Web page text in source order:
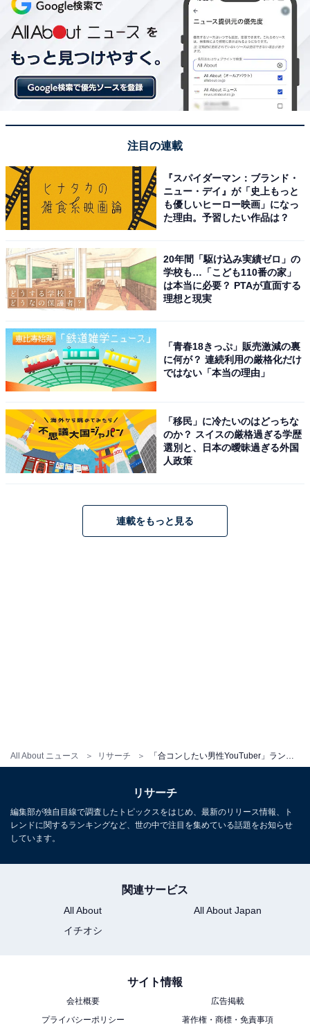
All About ニュース リサーチ
2位は「はじめしゃちょー」。
実験系をメインに、大掛かりなドッキリや体を張った検
証など、オールジャンルの企画で動画を制作している人
気YouTuber。端正なルックスや高身長のスタイルで、多
くの女性ファンからも人気を集めています。活躍の幅は
YouTubeだけでなく、テレビのバラエティ番組やCMの
出演も話題に。10月から放送のドラマ『親愛なる僕へ殺
トル役としてゲスト出演を果たしました。
1位：HIKAKIN
て、幅広い分野で活躍中。ヒューマンビートボクサーと
SEIKIN」というユニットで、今までに6曲のシングルを
リリースしています。
【おすすめ記事】
フラミンゴ」、2位「フワちゃん」を抑えた1位は？
注目の連載
『スパイダーマン：ブランド・
ニュー・デイ』が「史上もっと
も優しいヒーロー映画」になっ
た理由。予習したい作品は？
20年間「駆け込み実績ゼロ」の
学校も…「こども110番の家」
は本当に必要？ PTAが直面する
理想と現実
「青春18きっぷ」販売激減の裏
に何が？ 連続利用の厳格化だけ
ではない「本当の理由」
「移民」に冷たいのはどっちな
のか？ スイスの厳格過ぎる学歴
選別と、日本の曖昧過ぎる外国
人政策
連載をもっと見る
リサーチ
編集部が独自目線で調査したトピックスをはじめ、最新のリリース情報、ト
レンドに関するランキングなど、世の中で注目を集めている話題をお知らせ
しています。
関連サービス
All About
All About Japan
イチオシ
サイト情報
会社概要
広告掲載
プライバシーポリシー
著作権・商標・免責事項